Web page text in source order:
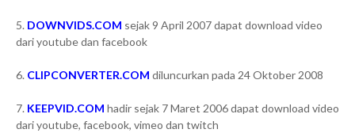
5. DOWNVIDS.COM sejak 9 April 2007 dapat download video
dari youtube dan facebook
6. CLIPCONVERTER.COM diluncurkan pada 24 Oktober 2008
7. KEEPVID.COM hadir sejak 7 Maret 2006 dapat download video
dari youtube, facebook, vimeo dan twitch